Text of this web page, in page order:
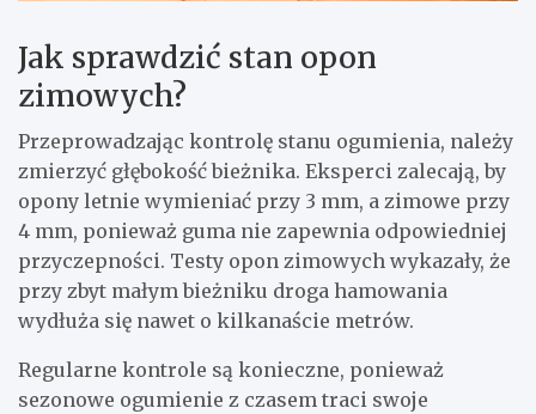
Jak sprawdzić stan opon
zimowych?
Przeprowadzając kontrolę stanu ogumienia, należy
zmierzyć głębokość bieżnika. Eksperci zalecają, by
opony letnie wymieniać przy 3 mm, a zimowe przy
4 mm, ponieważ guma nie zapewnia odpowiedniej
przyczepności. Testy opon zimowych wykazały, że
przy zbyt małym bieżniku droga hamowania
wydłuża się nawet o kilkanaście metrów.
Regularne kontrole są konieczne, ponieważ
sezonowe ogumienie z czasem traci swoje